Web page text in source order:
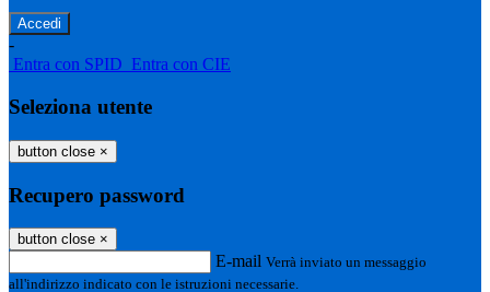
-
Entra con SPID Entra con CIE
Seleziona utente
button close ×
Recupero password
button close ×
E-mail Verrà inviato un messaggio
all'indirizzo indicato con le istruzioni necessarie.